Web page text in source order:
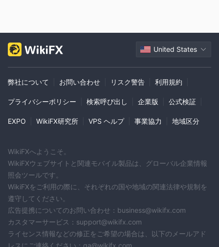
United States
弊社について お問い合わせ リスク警告 利用規約
プライバシーポリシー 検索呼び出し 企業版 公式検証
EXPO WikiFX研究所 VPS ヘルプ 事業協力 地域区分
WikiFXへようこそ。
WikiFXウェブサイトと関連モバイル製品は、グローバル企業情報
照会ツールです。
WikiFXをご利用の際に、それぞれの国や地域の関連法律や規制を
遵守してください。
広告提携についてのお問い合わせ：business@wikifx.com
カスタマーサービス：support@wikifx.com
ライセンス情報などの修正をご希望の場合は、以下のメールアド
レスにご連絡ください：qa@wikifx.com